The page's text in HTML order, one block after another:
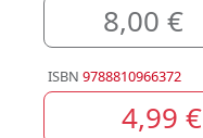
8,00 €
ISBN 9788810966372
4,99 €